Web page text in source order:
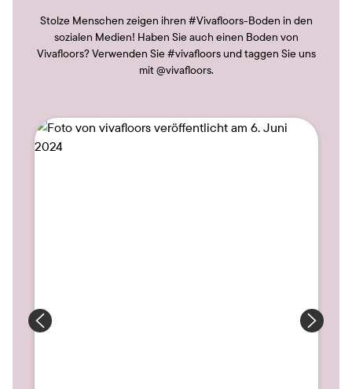
Stolze Menschen zeigen ihren #Vivafloors-Boden in den
sozialen Medien! Haben Sie auch einen Boden von
Vivafloors? Verwenden Sie #vivafloors und taggen Sie uns
mit @vivafloors.